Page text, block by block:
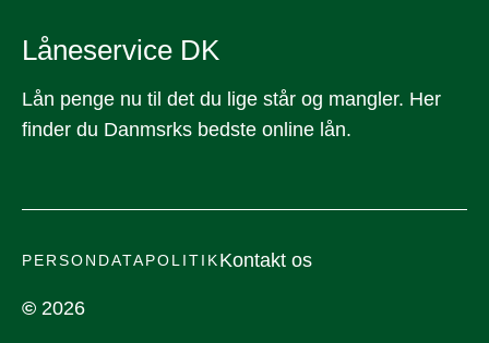
Låneservice DK
Lån penge nu til det du lige står og mangler. Her
finder du Danmsrks bedste online lån.
PERSONDATAPOLITIKKontakt os
© 2026